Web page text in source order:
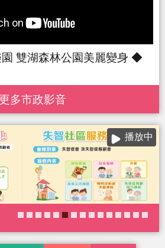
雙湖森林公園美麗變身 ◆
更多 市政影音
播放中